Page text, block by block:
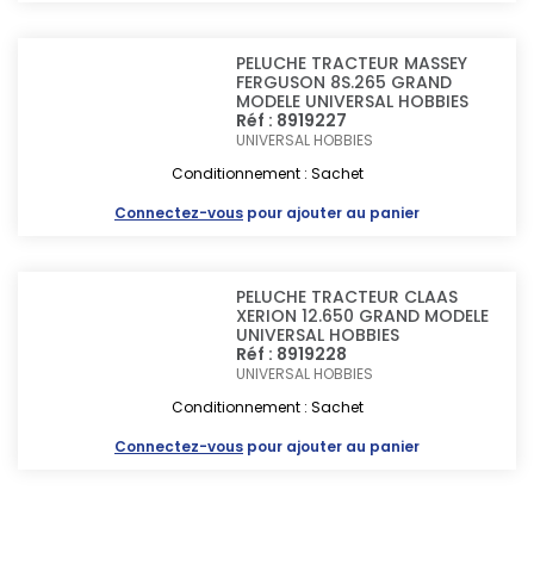
PELUCHE TRACTEUR MASSEY
FERGUSON 8S.265 GRAND
MODELE UNIVERSAL HOBBIES
Réf : 8919227
UNIVERSAL HOBBIES
Conditionnement : Sachet
Connectez-vous pour ajouter au panier
PELUCHE TRACTEUR CLAAS
XERION 12.650 GRAND MODELE
UNIVERSAL HOBBIES
Réf : 8919228
UNIVERSAL HOBBIES
Conditionnement : Sachet
Connectez-vous pour ajouter au panier